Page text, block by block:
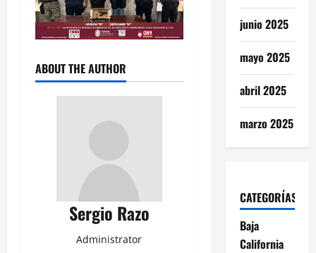
ABOUT THE AUTHOR
Sergio Razo
Administrator
junio 2025
mayo 2025
abril 2025
marzo 2025
CATEGORÍAS
Baja
California